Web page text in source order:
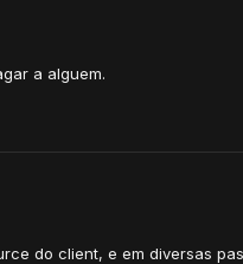
a alguem.
do client, e em diversas